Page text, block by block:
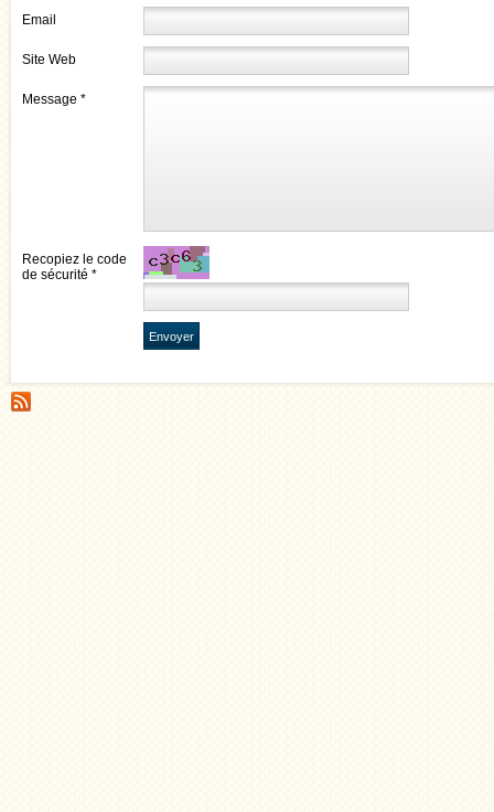
Email
Site Web
Message *
Recopiez le code
de sécurité *
Envoyer